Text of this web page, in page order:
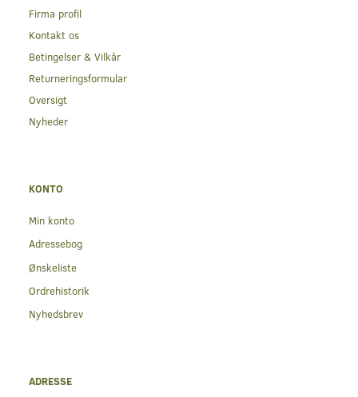
Firma profil
Kontakt os
Betingelser & Vilkår
Returneringsformular
Oversigt
Nyheder
KONTO
Min konto
Adressebog
Ønskeliste
Ordrehistorik
Nyhedsbrev
ADRESSE